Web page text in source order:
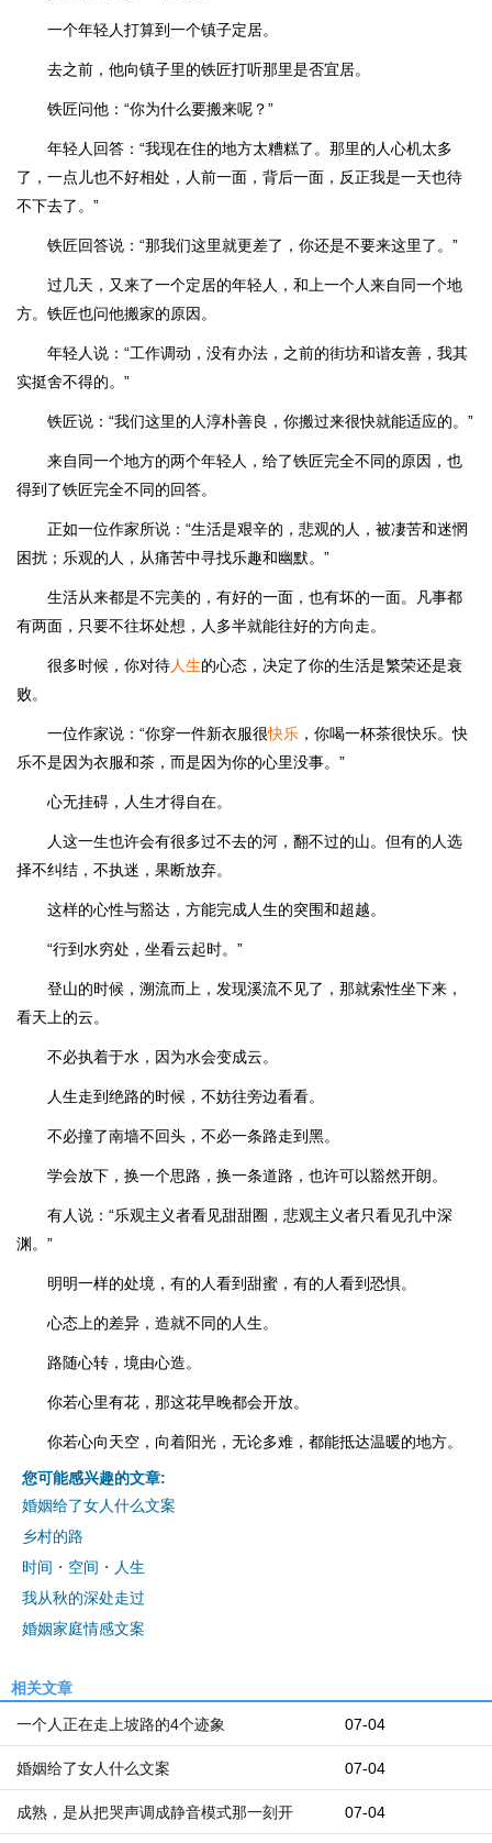
一个年轻人打算到一个镇子定居。
去之前，他向镇子里的铁匠打听那里是否宜居。
铁匠问他：“你为什么要搬来呢？”
年轻人回答：“我现在住的地方太糟糕了。那里的人心机太多
了，一点儿也不好相处，人前一面，背后一面，反正我是一天也待
不下去了。”
铁匠回答说：“那我们这里就更差了，你还是不要来这里了。”
过几天，又来了一个定居的年轻人，和上一个人来自同一个地
方。铁匠也问他搬家的原因。
年轻人说：“工作调动，没有办法，之前的街坊和谐友善，我其
实挺舍不得的。”
铁匠说：“我们这里的人淳朴善良，你搬过来很快就能适应的。”
来自同一个地方的两个年轻人，给了铁匠完全不同的原因，也
得到了铁匠完全不同的回答。
正如一位作家所说：“生活是艰辛的，悲观的人，被凄苦和迷惘
困扰；乐观的人，从痛苦中寻找乐趣和幽默。”
生活从来都是不完美的，有好的一面，也有坏的一面。凡事都
有两面，只要不往坏处想，人多半就能往好的方向走。
很多时候，你对待人生的心态，决定了你的生活是繁荣还是衰
败。
一位作家说：“你穿一件新衣服很快乐 ，你喝一杯茶很快乐。快
乐不是因为衣服和茶，而是因为你的心里没事。”
心无挂碍，人生才得自在。
人这一生也许会有很多过不去的河，翻不过的山。但有的人选
择不纠结，不执迷，果断放弃。
这样的心性与豁达，方能完成人生的突围和超越。
“行到水穷处，坐看云起时。”
登山的时候，溯流而上，发现溪流不见了，那就索性坐下来，
看天上的云。
不必执着于水，因为水会变成云。
人生走到绝路的时候，不妨往旁边看看。
不必撞了南墙不回头，不必一条路走到黑。
学会放下，换一个思路，换一条道路，也许可以豁然开朗。
有人说：“乐观主义者看见甜甜圈，悲观主义者只看见孔中深
渊。”
明明一样的处境，有的人看到甜蜜，有的人看到恐惧。
心态上的差异，造就不同的人生。
路随心转，境由心造。
你若心里有花，那这花早晚都会开放。
你若心向天空，向着阳光，无论多难，都能抵达温暖的地方。
您可能感兴趣的文章:
婚姻给了女人什么文案
乡村的路
时间・空间・人生
我从秋的深处走过
婚姻家庭情感文案
相关文章
07-04
一个人正在走上坡路的4个迹象
07-04
婚姻给了女人什么文案
07-04
成熟，是从把哭声调成静音模式那一刻开